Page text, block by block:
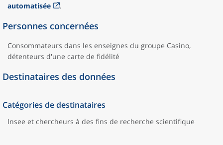
automatisée
.
Personnes concernées
Consommateurs dans les enseignes du groupe Casino,
détenteurs d'une carte de fidélité
Destinataires des données
Catégories de destinataires
Insee et chercheurs à des fins de recherche scientifique